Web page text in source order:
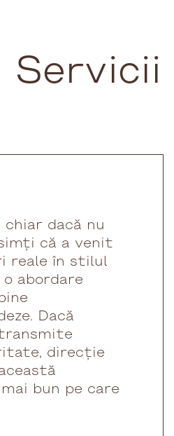
Servicii
dacă nu
că a venit
reale în stilul
abordare
Dacă
direcție
bun pe care